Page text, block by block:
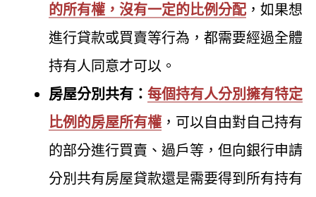
的所有權，沒有一定的比例分配 ，如果想
進行貸款或買賣等行為，都需要經過全體
持有人同意才可以。
房屋分別共有：每個持有人分別擁有特定
比例的房屋所有權 ，可以自由對自己持有
的部分進行買賣、過戶等，但向銀行申請
分別共有房屋貸款還是需要得到所有持有